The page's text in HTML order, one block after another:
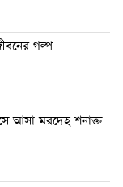
গল্প
আসা মরদেহ শনাক্ত